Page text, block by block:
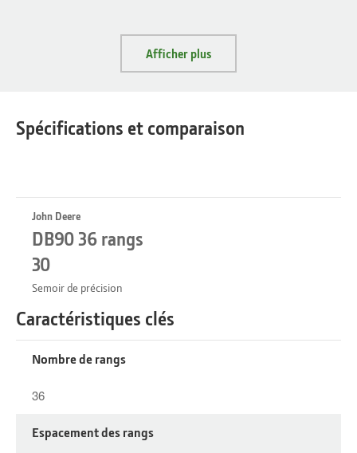
Afficher plus
Spécifications et comparaison
John Deere
DB90 36 rangs
30
Semoir de précision
Nombre de rangs
36
Espacement des rangs
Caractéristiques clés